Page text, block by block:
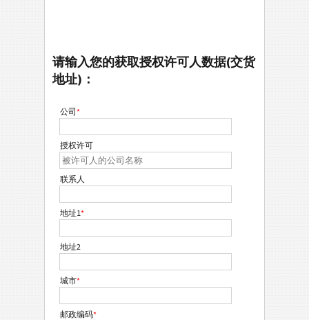
请输入您的获取授权许可人数据(交货
地址)：
公司*
授权许可
联系人
地址1*
地址2
城市*
邮政编码*